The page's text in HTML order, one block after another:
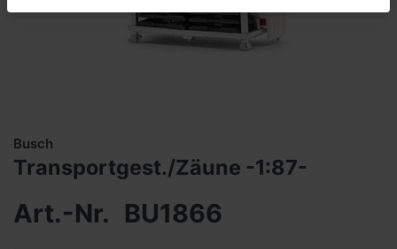
Busch
Transportgest./Zäune -1:87-
Art.-Nr. BU1866